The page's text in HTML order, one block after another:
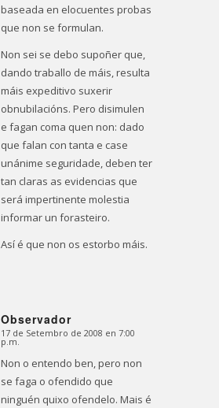
baseada en elocuentes probas
que non se formulan.
Non sei se debo supoñer que,
dando traballo de máis, resulta
máis expeditivo suxerir
obnubilacións. Pero disimulen
e fagan coma quen non: dado
que falan con tanta e case
unánime seguridade, deben ter
tan claras as evidencias que
será impertinente molestia
informar un forasteiro.
Así é que non os estorbo máis.
Observador
Dice:
17 de Setembro de 2008 en 7:00
p.m.
Non o entendo ben, pero non
se faga o ofendido que
ninguén quixo ofendelo. Mais é